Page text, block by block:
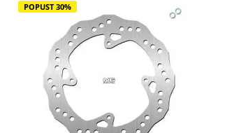
POPUST 30%